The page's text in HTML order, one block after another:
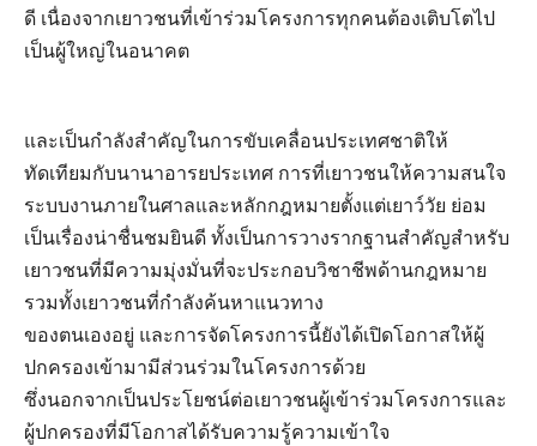
ดี เนื่องจากเยาวชนที่เข้าร่วมโครงการทุกคนต้องเติบโตไป
เป็นผู้ใหญ่ในอนาคต
และเป็นกำลังสำคัญในการขับเคลื่อนประเทศชาติให้
ทัดเทียมกับนานาอารยประเทศ การที่เยาวชนให้ความสนใจ
ระบบงานภายในศาลและหลักกฎหมายตั้งแต่เยาว์วัย ย่อม
เป็นเรื่องน่าชื่นชมยินดี ทั้งเป็นการวางรากฐานสำคัญสำหรับ
เยาวชนที่มีความมุ่งมั่นที่จะประกอบวิชาชีพด้านกฎหมาย
รวมทั้งเยาวชนที่กำลังค้นหาแนวทาง
ของตนเองอยู่ และการจัดโครงการนี้ยังได้เปิดโอกาสให้ผู้
ปกครองเข้ามามีส่วนร่วมในโครงการด้วย
ซึ่งนอกจากเป็นประโยชน์ต่อเยาวชนผู้เข้าร่วมโครงการและ
ผู้ปกครองที่มีโอกาสได้รับความรู้ความเข้าใจ